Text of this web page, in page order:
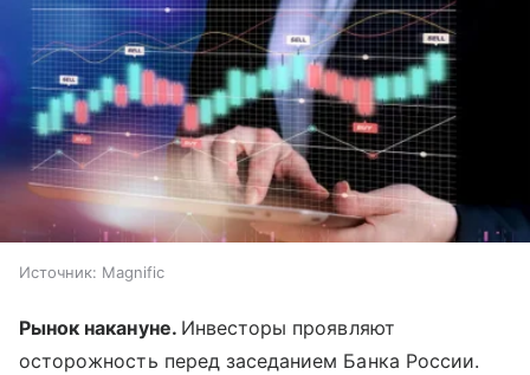
Источник: Magnific
Рынок накануне. Инвесторы проявляют
осторожность перед заседанием Банка России.